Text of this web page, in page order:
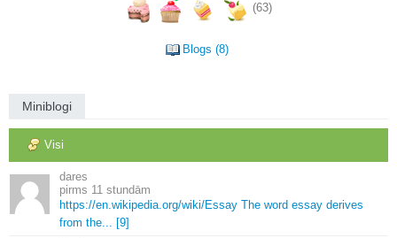
(63)
Blogs (8)
Miniblogi
Visi
dares
11 stundām
https://en. wikipedia. org/wiki/Essay The word essay derives
from the.
[9]